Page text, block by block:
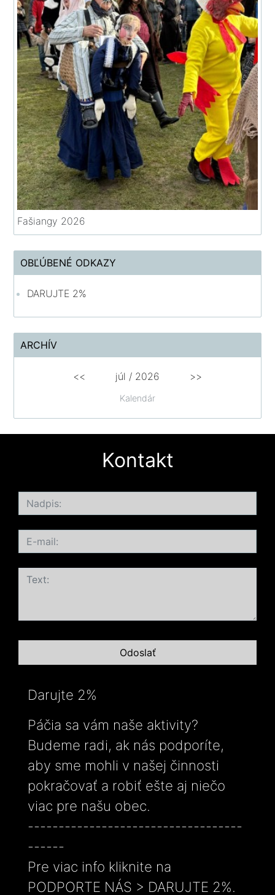
Fašiangy 2026
OBĽÚBENÉ ODKAZY
DARUJTE 2%
ARCHÍV
Kalendár
<< júl / 2026 >>
Kontakt
Darujte 2%
Páčia sa vám naše aktivity?
Budeme radi, ak nás podporíte,
aby sme mohli v našej činnosti
pokračovať a robiť ešte aj niečo
viac pre našu obec.
-----------------------------------
------
Pre viac info kliknite na
PODPORTE NÁS > DARUJTE 2%.